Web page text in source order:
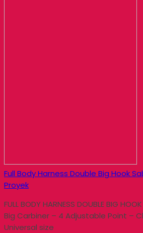
Full Body Harness Double Big Hook
Proyek
FULL BODY HARNESS DOUBLE BIG
Big Carbiner – 4 Adjustable Point –
Universal size